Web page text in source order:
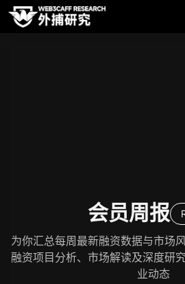
会员周报
为你汇总每周最新融资数据与市场
融资项目分析、市场解读及深度研
业动态